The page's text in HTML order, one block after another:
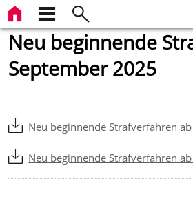
Neu beginnende
September 2025
Neu beginnende Strafverfahren
Neu beginnende Strafverfahren